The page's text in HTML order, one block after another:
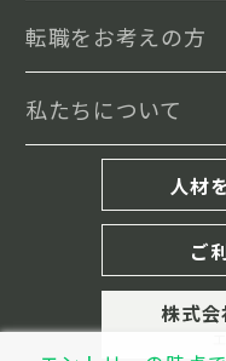
転職をお考えの方
求人検索
履歴書・職務経歴
私たちについて
エコリクについて
転職成功までの流れ
キャリア相談(MD
人材
ご
株式会